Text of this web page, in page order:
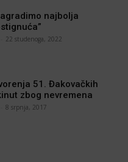
najbolja
22 studenoga, 2022
51. Đakovačkih
zbog nevremena
8 srpnja, 2017